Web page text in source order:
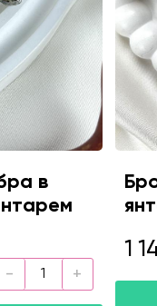
в
1